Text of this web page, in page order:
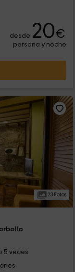
desde 20€
persona y noche
23 Fotos
5 veces